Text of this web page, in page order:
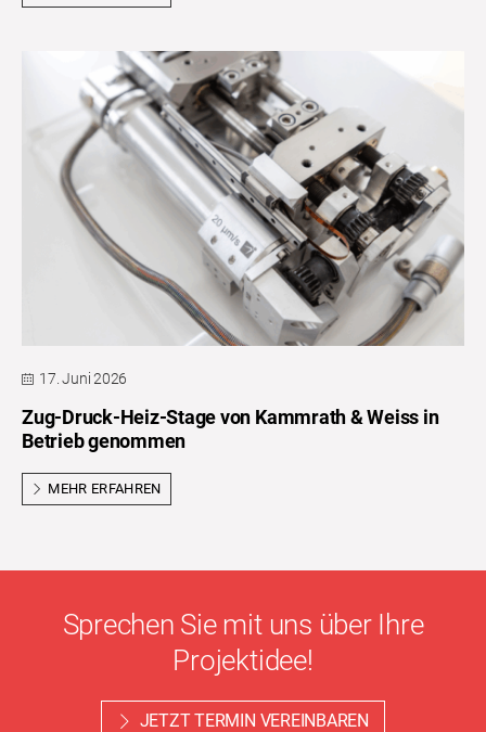
17. Juni 2026
Zug-Druck-Heiz-Stage von Kammrath & Weiss in
Betrieb genommen
MEHR ERFAHREN
Sprechen Sie mit uns über Ihre
Projektidee!
JETZT TERMIN VEREINBAREN